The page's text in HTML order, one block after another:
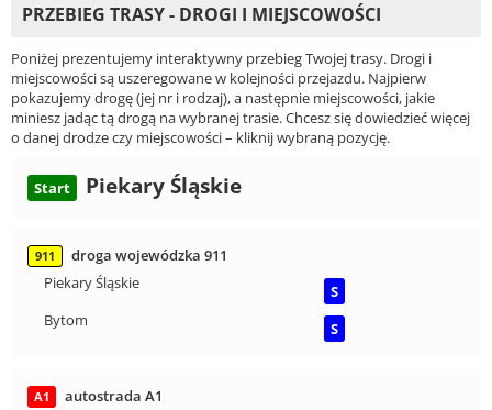
PRZEBIEG TRASY - DROGI I MIEJSCOWOŚCI
Poniżej prezentujemy interaktywny przebieg Twojej trasy. Drogi i
miejscowości są uszeregowane w kolejności przejazdu. Najpierw
pokazujemy drogę (jej nr i rodzaj), a następnie miejscowości, jakie
miniesz jadąc tą drogą na wybranej trasie. Chcesz się dowiedzieć więcej
o danej drodze czy miejscowości – kliknij wybraną pozycję.
Start Piekary Śląskie
911
droga wojewódzka 911
Piekary Śląskie
S
Bytom
S
A1
autostrada A1